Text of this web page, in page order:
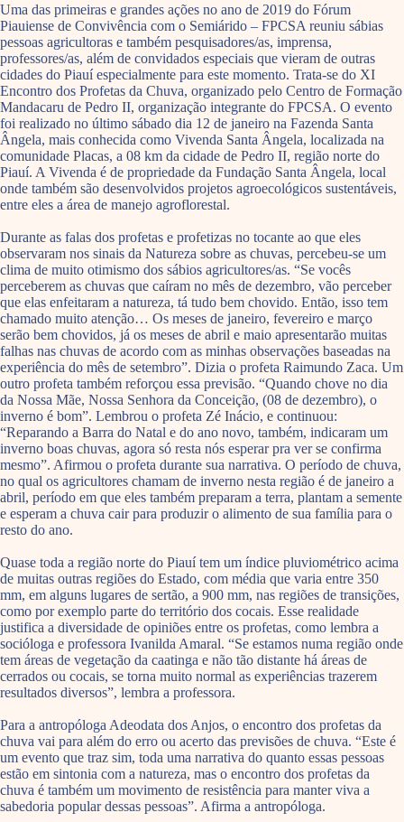
Uma das primeiras e grandes ações no ano de 2019 do Fórum
Piauiense de Convivência com o Semiárido – FPCSA reuniu sábias
pessoas agricultoras e também pesquisadores/as, imprensa,
professores/as, além de convidados especiais que vieram de outras
cidades do Piauí especialmente para este momento. Trata-se do XI
Encontro dos Profetas da Chuva, organizado pelo Centro de Formação
Mandacaru de Pedro II, organização integrante do FPCSA. O evento
foi realizado no último sábado dia 12 de janeiro na Fazenda Santa
Ângela, mais conhecida como Vivenda Santa Ângela, localizada na
comunidade Placas, a 08 km da cidade de Pedro II, região norte do
Piauí. A Vivenda é de propriedade da Fundação Santa Ângela, local
onde também são desenvolvidos projetos agroecológicos sustentáveis,
entre eles a área de manejo agroflorestal.
Durante as falas dos profetas e profetizas no tocante ao que eles
observaram nos sinais da Natureza sobre as chuvas, percebeu-se um
clima de muito otimismo dos sábios agricultores/as. “Se vocês
perceberem as chuvas que caíram no mês de dezembro, vão perceber
que elas enfeitaram a natureza, tá tudo bem chovido. Então, isso tem
chamado muito atenção… Os meses de janeiro, fevereiro e março
serão bem chovidos, já os meses de abril e maio apresentarão muitas
falhas nas chuvas de acordo com as minhas observações baseadas na
experiência do mês de setembro”. Dizia o profeta Raimundo Zaca. Um
outro profeta também reforçou essa previsão. “Quando chove no dia
da Nossa Mãe, Nossa Senhora da Conceição, (08 de dezembro), o
inverno é bom”. Lembrou o profeta Zé Inácio, e continuou:
“Reparando a Barra do Natal e do ano novo, também, indicaram um
inverno boas chuvas, agora só resta nós esperar pra ver se confirma
mesmo”. Afirmou o profeta durante sua narrativa. O período de chuva,
no qual os agricultores chamam de inverno nesta região é de janeiro a
abril, período em que eles também preparam a terra, plantam a semente
e esperam a chuva cair para produzir o alimento de sua família para o
resto do ano.
Quase toda a região norte do Piauí tem um índice pluviométrico acima
de muitas outras regiões do Estado, com média que varia entre 350
mm, em alguns lugares de sertão, a 900 mm, nas regiões de transições,
como por exemplo parte do território dos cocais. Esse realidade
justifica a diversidade de opiniões entre os profetas, como lembra a
socióloga e professora Ivanilda Amaral. “Se estamos numa região onde
tem áreas de vegetação da caatinga e não tão distante há áreas de
cerrados ou cocais, se torna muito normal as experiências trazerem
resultados diversos”, lembra a professora.
Para a antropóloga Adeodata dos Anjos, o encontro dos profetas da
chuva vai para além do erro ou acerto das previsões de chuva. “Este é
um evento que traz sim, toda uma narrativa do quanto essas pessoas
estão em sintonia com a natureza, mas o encontro dos profetas da
chuva é também um movimento de resistência para manter viva a
sabedoria popular dessas pessoas”. Afirma a antropóloga.